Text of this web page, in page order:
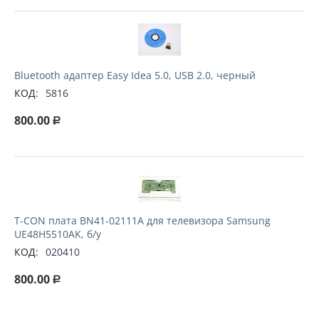
Bluetooth адаптер Easy Idea 5.0, USB 2.0, черный
КОД:
5816
800.00 Р
T-СON плата BN41-02111A для телевизора Samsung
UE48H5510AK, б/у
КОД: 020410
800.00 Р